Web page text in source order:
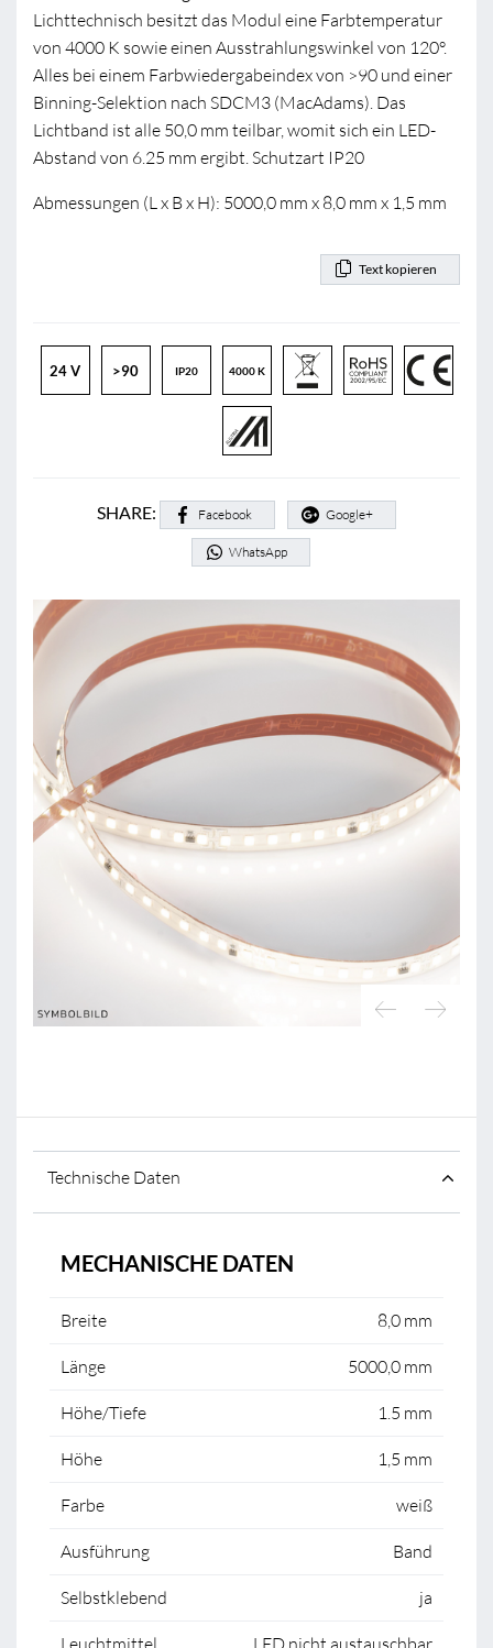
Lichttechnisch besitzt das Modul eine Farbtemperatur
von 4000 K sowie einen Ausstrahlungswinkel von 120°.
Alles bei einem Farbwiedergabeindex von >90 und einer
Binning-Selektion nach SDCM3 (MacAdams). Das
Lichtband ist alle 50,0 mm teilbar, womit sich ein LED-
Abstand von 6.25 mm ergibt. Schutzart IP20
Abmessungen (L x B x H): 5000,0 mm x 8,0 mm x 1,5 mm
Text kopieren
24 V >90 IP20 4000 K
SHARE: Facebook Google+
WhatsApp
Technische Daten
MECHANISCHE DATEN
Breite 8,0 mm
Länge 5000,0 mm
Höhe/Tiefe 1.5 mm
Höhe 1,5 mm
Farbe weiß
Ausführung Band
Selbstklebend ja
Leuchtmittel LED nicht austauschbar